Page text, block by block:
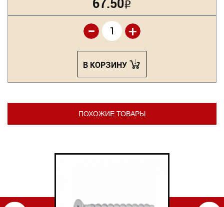
67.50Р
+
-
В КОРЗИНУ
ПОХОЖИЕ ТОВАРЫ